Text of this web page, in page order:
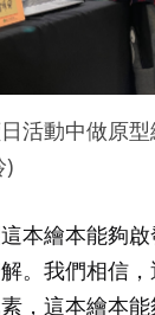
活動中做原
)
本繪本能夠
。我們相信
，這本繪本